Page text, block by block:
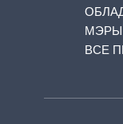
МЭРЫ
ВСЕ